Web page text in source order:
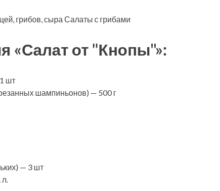
грибов, сыра Салаты с грибами
«Салат от "Кнопы"»:
шт
шампиньонов) — 500 г
— 3 шт
л.